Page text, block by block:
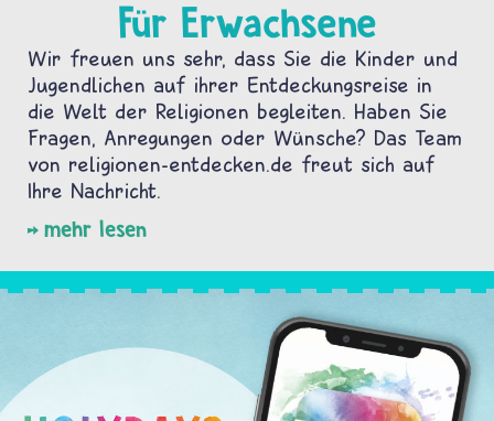
Für Erwachsene
Wir freuen uns sehr, dass Sie die Kinder und
Jugendlichen auf ihrer Entdeckungsreise in
die Welt der Religionen begleiten. Haben Sie
Fragen, Anregungen oder Wünsche? Das Team
von religionen-entdecken.de freut sich auf
Ihre Nachricht.
mehr lesen